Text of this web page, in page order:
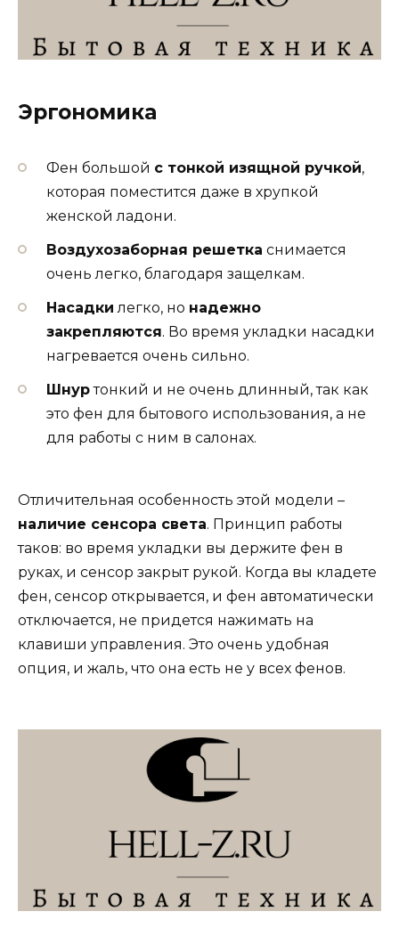
Эргономика
Фен большой с тонкой изящной ручкой,
которая поместится даже в хрупкой
женской ладони.
Воздухозаборная решетка снимается
очень легко, благодаря защелкам.
Насадки легко, но надежно
закрепляются. Во время укладки насадки
нагревается очень сильно.
Шнуртонкий и не очень длинный, так как
это фен для бытового использования, а не
для работы с ним в салонах.
Отличительная особенность этой модели –
наличие сенсора света. Принцип работы
таков: во время укладки вы держите фен в
руках, и сенсор закрыт рукой. Когда вы кладете
фен, сенсор открывается, и фен автоматически
отключается, не придется нажимать на
клавиши управления. Это очень удобная
опция, и жаль, что она есть не у всех фенов.